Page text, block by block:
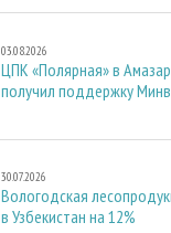
03.08.2026
ЦПК «Полярная» в
получил поддержку
30.07.2026
Вологодская
в Узбекистан на 12%